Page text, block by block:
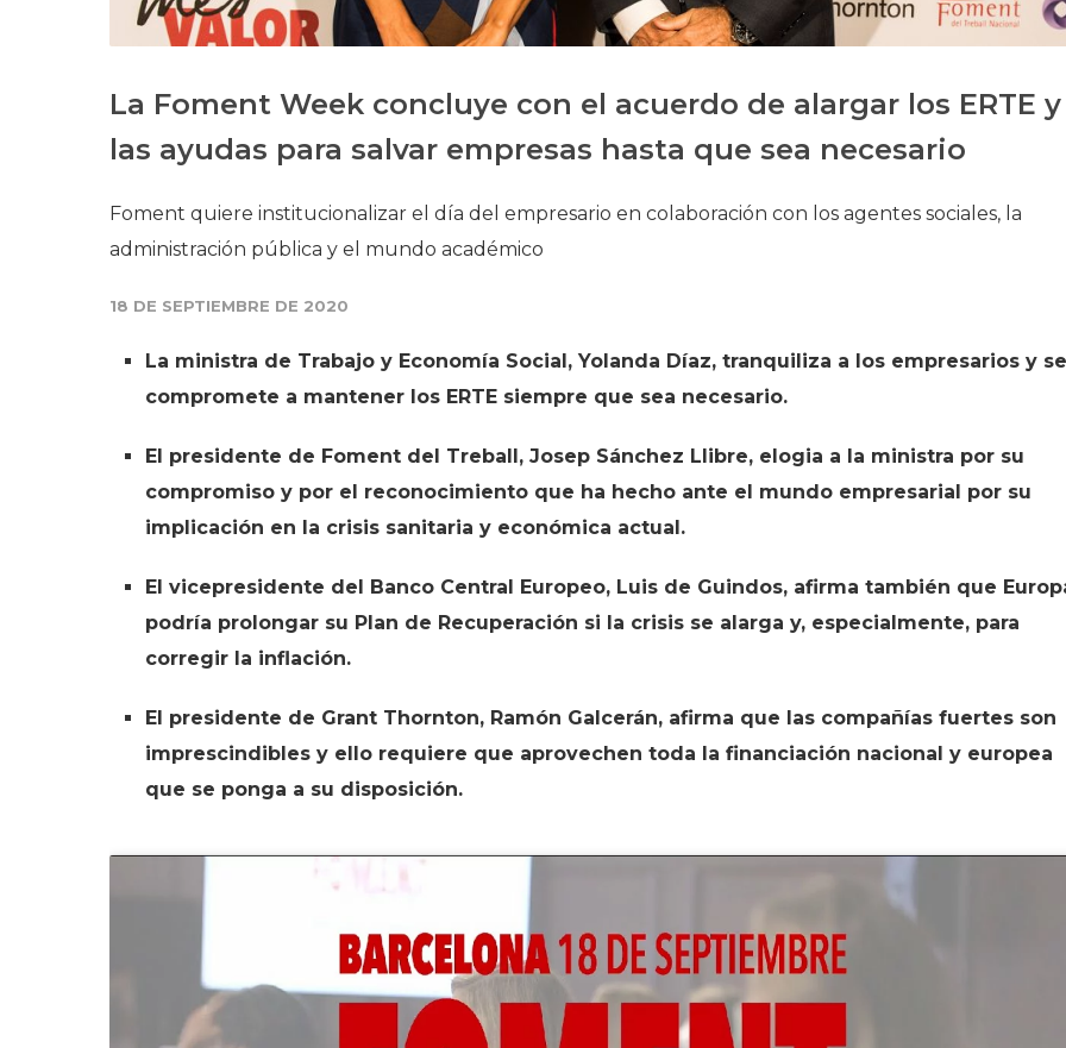
Sede Social
La Foment Week concluye con el acuerdo de alargar los ERTE y
las ayudas para salvar empresas hasta que sea necesario
Foment quiere institucionalizar el día del empresario en colaboración con los agentes sociales, la
administración pública y el mundo académico
18 DE SEPTIEMBRE DE 2020
La ministra de Trabajo y Economía Social, Yolanda Díaz, tranquiliza a los empresarios y se
compromete a mantener los ERTE siempre que sea necesario.
El presidente de Foment del Treball, Josep Sánchez Llibre, elogia a la ministra por su
compromiso y por el reconocimiento que ha hecho ante el mundo empresarial por su
implicación en la crisis sanitaria y económica actual.
El vicepresidente del Banco Central Europeo, Luis de Guindos, afirma también que
podría prolongar su Plan de Recuperación si la crisis se alarga y, especialmente, para
corregir la inflación.
El presidente de Grant Thornton, Ramón Galcerán, afirma que las compañías fuertes son
imprescindibles y ello requiere que aprovechen toda la financiación nacional y europea
que se ponga a su disposición.